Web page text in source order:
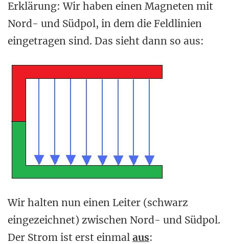
Erklärung: Wir haben einen Magneten mit
Nord- und Südpol, in dem die Feldlinien
eingetragen sind. Das sieht dann so aus:
Wir halten nun einen Leiter (schwarz
eingezeichnet) zwischen Nord- und Südpol.
Der Strom ist erst einmal aus: